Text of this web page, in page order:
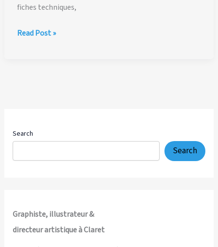
fiches techniques,
Site
Cammaous,
Saint-
Read Post »
Search
Search
Graphiste, illustrateur &
directeur artistique à Claret